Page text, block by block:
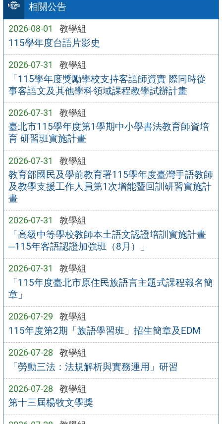
相關公告
2026-08-01 教學組
115學年度台語片影史
2026-07-31 教學組
「115學年度獎勵學校支持客語師資實 際同時從
事客語文及其他學科領域課程教學試辦計畫
2026-07-31 教學組
臺北市115學年度第1學期中小學書法教育師資培
育 研習班實施計畫
2026-07-31 教學組
教育部國民及學前教育署115學年度臺灣手語教師
及教學支援工作人員第1次增能暨回訓研習實施計
畫
2026-07-31 教學組
「高級中等學校教師本土語文認證培訓實施計畫
─115年客語認證加強班（8月）」
2026-07-31 教學組
「115年度臺北市原住民族語言主題式課程報名簡
章」
2026-07-29 教學組
115年度第2期「族語學習班」招生簡章及EDM
2026-07-28 教學組
「勞動三法：法規解析與實務運用」研習
2026-07-28 教學組
第十三屆楊牧文學獎